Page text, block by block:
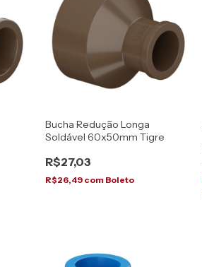
Bucha Redução Longa
Soldável 60x50mm Tigre
R$27,03
R$26,49 com Boleto